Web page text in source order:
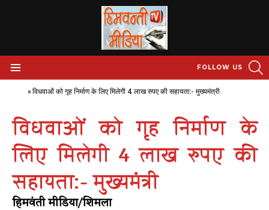
FOLLOW US
» विधवाओं को गृह निर्माण के लिए मिलेगी 4 लाख रुपए की सहायता:- मुख्यमंत्री
विधवाओं को गृह निर्माण के
लिए मिलेगी 4 लाख रुपए की
सहायता:- मुख्यमंत्री
हिमवंती मीडिया/शिमला